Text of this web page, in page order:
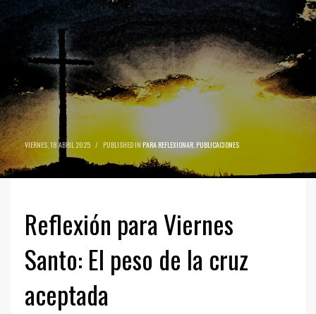
VIERNES, 18 ABRIL 2025 / PUBLISHED INPARA REFLEXIONAR, PUBLICACIONES
Reflexión para Viernes
Santo: El peso de la cruz
aceptada